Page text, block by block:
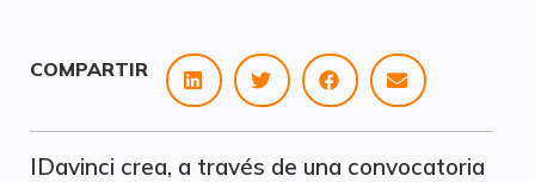
COMPARTIR
IDavinci crea, a través de una convocatoria